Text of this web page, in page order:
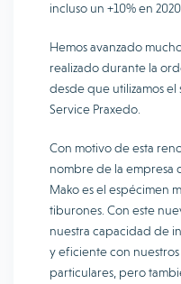
incluso un +10% en 2020.
Hemos avanzado
realizado durante la
desde que utilizamos
Service Praxedo.
Con motivo de esta
nombre de la empresa
Mako es el espécimen
tiburones. Con este
nuestra capacidad de
y eficiente con
particulares, pero